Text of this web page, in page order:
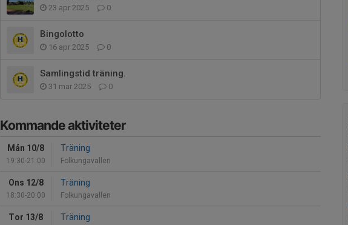
23 apr 2025 0
Bingolotto
16 apr 2025 0
Samlingstid träning.
31 mar 2025 0
Kommande aktiviteter
Mån 10/8
19:30-21:00
Träning
Folkungavallen
Ons 12/8
18:30-20:00
Träning
Folkungavallen
Tor 13/8 Träning